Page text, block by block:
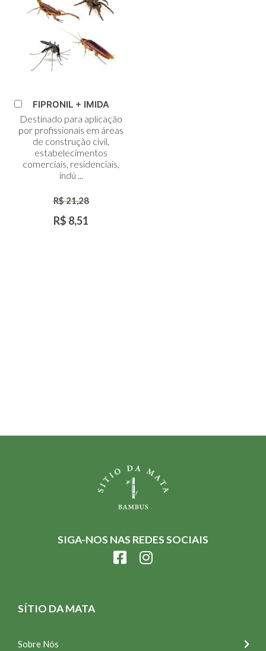
ao
Carrinho
FIPRONIL + IMIDA
Destinado para aplicação
por profissionais em áreas
de construção civil,
estabelecimentos
comerciais, residenciais,
indú ...
R$ 21,28
R$ 8,51
SIGA-NOS NAS REDES SOCIAIS
SÍTIO DA MATA
Sobre Nós